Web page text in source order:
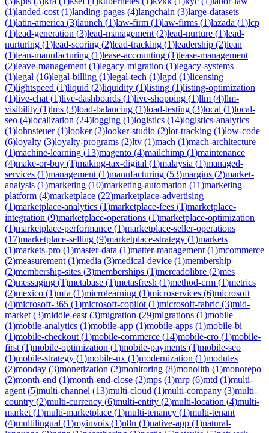
(1)landed-cost (1)landing-pages (4)langchain (3)large-datasets
(1)latin-america (3)launch (1)law-firm (1)law-firms (1)lazada (1)lcp
(1)lead-generation (3)lead-management (2)lead-nurture (1)lead-
nurturing (1)lead-scoring (2)lead-tracking (1)leadership (2)lean
(1)lean-manufacturing (1)lease-accounting (1)lease-management
(2)leave-management (1)legacy-migration (1)legacy-systems
(1)legal (16)legal-billing (1)legal-tech (1)lgpd (1)licensing
(7)lightspeed (1)liquid (2)liquidity (1)listing (1)listing-optimization
(1)live-chat (1)live-dashboards (1)live-shopping (1)llm (4)llm-
visibility (1)lms (3)load-balancing (1)load-testing (3)local (1)local-
seo (4)localization (24)logging (1)logistics (14)logistics-analytics
(1)lohnsteuer(1)looker(2)looker-studio (2)lot-tracking (1)low-code
(6)loyalty (3)loyalty-programs (2)ltv (1)mach (1)mach-architecture
(1)machine-learning (13)magento (4)mailchimp (1)maintenance
(4)make-or-buy (1)making-tax-digital (1)malaysia (1)managed-
services (1)management (1)manufacturing (53)margins (2)market-
analysis (1)marketing (10)marketing-automation (11)marketing-
platform (4)marketplace (22)marketplace-advertising
(1)marketplace-analytics (1)marketplace-fees (1)marketplace-
integration (9)marketplace-operations (1)marketplace-optimization
(1)marketplace-performance (1)marketplace-seller-operations
(17)marketplace-selling (9)marketplace-strategy (1)markets
(1)markets-pro (1)master-data (1)matter-management (1)mcommerce
(2)measurement (1)media (3)medical-device (1)membership
(2)membership-sites (3)memberships (1)mercadolibre (2)mes
(2)messaging (1)metabase (1)metasfresh (1)method-crm (1)metrics
(2)mexico (1)mfa (1)microlearning (1)microservices (6)microsoft
(4)microsoft-365 (1)microsoft-copilot (1)microsoft-fabric (3)mid-
market (3)middle-east (3)migration (29)migrations (1)mobile
(1)mobile-analytics (1)mobile-app (1)mobile-apps (1)mobile-bi
(1)mobile-checkout (1)mobile-commerce (14)mobile-cro (1)mobile-
first (1)mobile-optimization (1)mobile-payments (1)mobile-seo
(1)mobile-strategy (1)mobile-ux (1)modernization (1)modules
(2)monday (3)monetization (2)monitoring (8)monolith (1)monorepo
(2)month-end (1)month-end-close (2)mps (1)mrp (6)mtd (1)multi-
agent (5)multi-channel (13)multi-cloud (1)multi-company (3)multi-
country (2)multi-currency (6)multi-entity (2)multi-location (4)multi-
market (1)multi-marketplace (1)multi-tenancy (1)multi-tenant
(4)multilingual (1)myinvois (1)n8n (1)native-app (1)natural-